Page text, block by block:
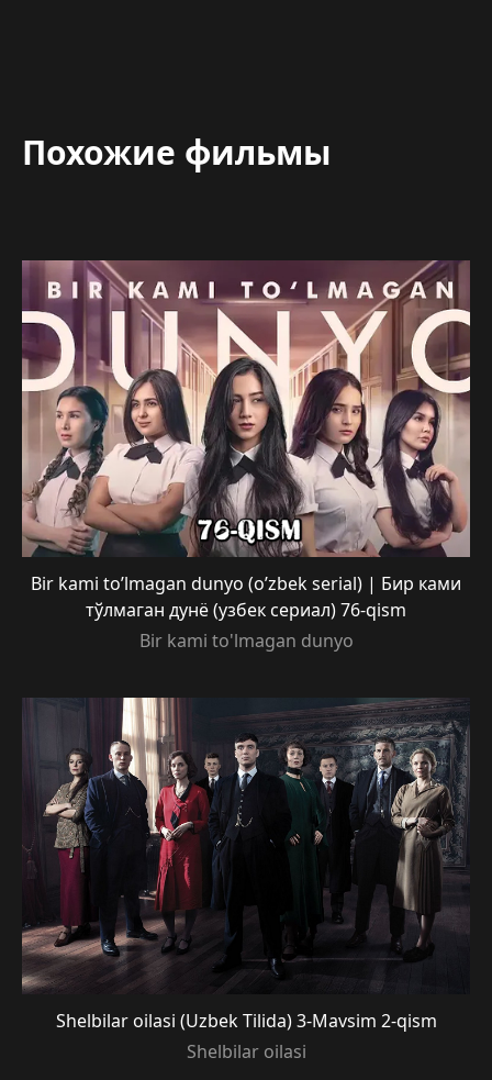
Похожие фильмы
Bir kami to’lmagan dunyo (o’zbek serial) | Бир ками
тўлмаган дунё (узбек сериал) 76-qism
Bir kami to'lmagan dunyo
Shelbilar oilasi (Uzbek Tilida) 3-Mavsim 2-qism
Shelbilar oilasi